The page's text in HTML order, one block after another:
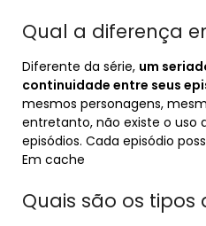
Qual a diferença
Diferente da série, um
continuidade entre seus
mesmos personagens,
entretanto, não existe o uso
episódios. Cada episódio
Em cache
Quais são os tipos